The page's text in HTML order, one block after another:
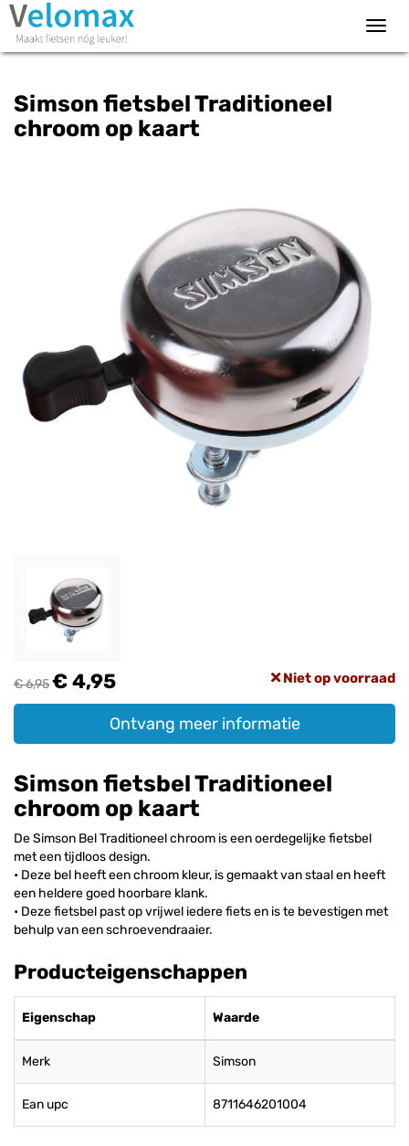
Simson fietsbel Traditioneel
chroom op kaart
€ 6,95€ 4,95 Niet op voorraad
Ontvang meer informatie
Simson fietsbel Traditioneel
chroom op kaart
De Simson Bel Traditioneel chroom is een oerdegelijke fietsbel
met een tijdloos design.
• Deze bel heeft een chroom kleur, is gemaakt van staal en heeft
een heldere goed hoorbare klank.
• Deze fietsbel past op vrijwel iedere fiets en is te bevestigen met
behulp van een schroevendraaier.
Producteigenschappen
Eigenschap Waarde
Merk Simson
Ean upc 8711646201004